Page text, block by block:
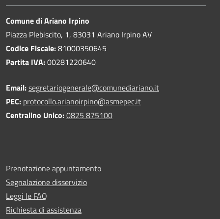
Comune di Ariano Irpino
Piazza Plebiscito, 1, 83031 Ariano Irpino AV
Codice Fiscale:81000350645
Partita IVA:00281220640
Email:segretariogenerale@comunediariano.it
PEC: protocollo.arianoirpino@asmepec.it
Centralino Unico:0825 875100
Prenotazione appuntamento
Segnalazione disservizio
Leggi le FAQ
Richiesta di assistenza